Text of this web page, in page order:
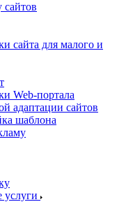
сайтов
сайта для малого и
Web-портала
адаптации сайтов
шаблона
услуги